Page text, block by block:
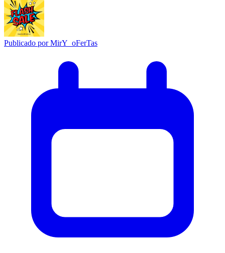
Publicado porMirY_oFerTas